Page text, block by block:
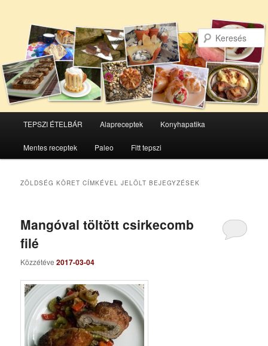
Tovább
az
elsődleges
Tovább
a
másodlagos
TEPSZI ÉTELBÁR Alapreceptek Konyhapatika
Mentes receptek Paleo Fitt tepszi
ZÖLDSÉG KÖRET CÍMKÉVEL JELÖLT BEJEGYZÉSEK
Mangóval töltött csirkecomb
filé
Közzétéve2017-03-04